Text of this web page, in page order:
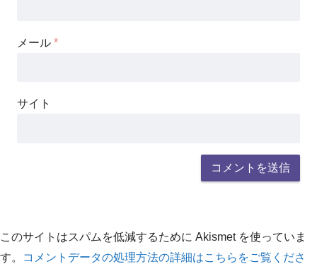
メール *
サイト
このサイトはスパムを低減するために Akismet を使っていま
す。
コメントデータの処理方法の詳細はこちらをご覧くださ